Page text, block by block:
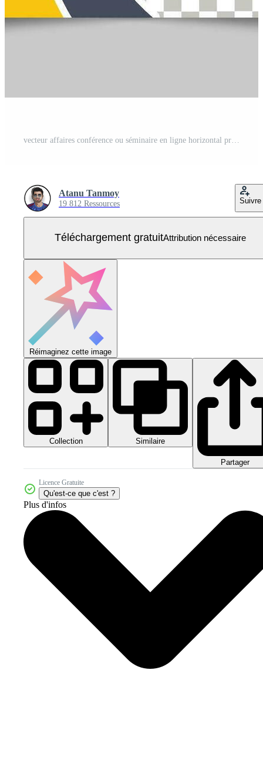
Atanu Tanmoy
19 812 Ressources Suivre
Téléchargement gratuitAttribution nécessaire
Réimaginez cette image
Collection Similaire
Partager
Licence Gratuite
Qu'est-ce que c'est ?
Plus d'infos